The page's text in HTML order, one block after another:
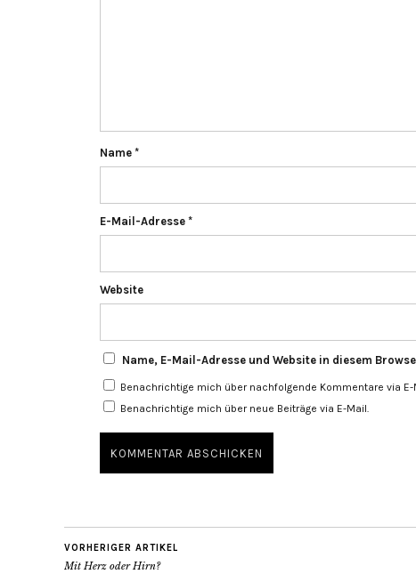
Name *
E-Mail-Adresse *
Website
Name, E-Mail-Adresse und Website in diesem
Benachrichtige mich über nachfolgende Kommentare via E-
Benachrichtige mich über neue Beiträge via E-Mail.
VORHERIGER ARTIKEL
Mit Herz oder Hirn?